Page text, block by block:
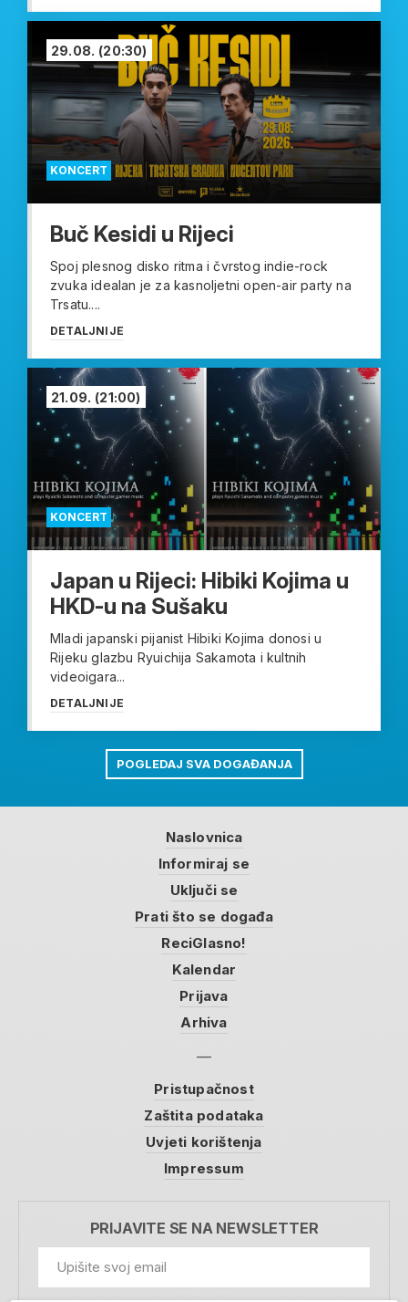
KONCERT
29.08. (20:30)
Buč Kesidi u Rijeci
Spoj plesnog disko ritma i čvrstog indie-rock
zvuka idealan je za kasnoljetni open-air party na
Trsatu....
DETALJNIJE
KONCERT
21.09. (21:00)
Japan u Rijeci: Hibiki Kojima u
HKD-u na Sušaku
Mladi japanski pijanist Hibiki Kojima donosi u
Rijeku glazbu Ryuichija Sakamota i kultnih
videoigara...
DETALJNIJE
POGLEDAJ SVA DOGAĐANJA
Naslovnica
Informiraj se
Uključi se
Prati što se događa
ReciGlasno!
Kalendar
Prijava
Arhiva
Pristupačnost
Zaštita podataka
Uvjeti korištenja
Impressum
PRIJAVITE SE NA NEWSLETTER